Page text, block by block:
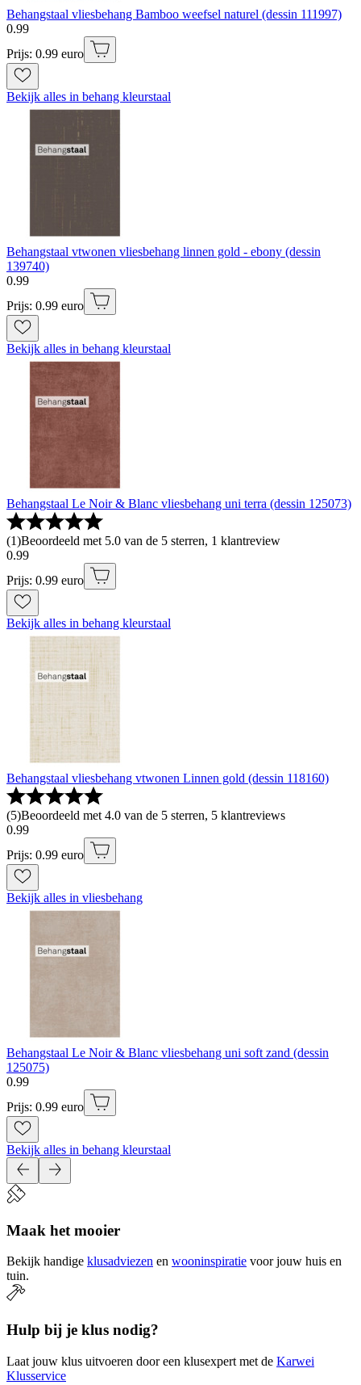
Behangstaal vliesbehang Bamboo weefsel naturel (dessin 111997)
0.99
Prijs: 0.99 euro
Bekijk alles in behang kleurstaal
Behangstaal vtwonen vliesbehang linnen gold - ebony (dessin
139740)
0.99
Prijs: 0.99 euro
Bekijk alles in behang kleurstaal
Behangstaal Le Noir & Blanc vliesbehang uni terra (dessin 125073)
(1)Beoordeeld met 5.0 van de 5 sterren, 1 klantreview
0.99
Prijs: 0.99 euro
Bekijk alles in behang kleurstaal
Behangstaal vliesbehang vtwonen Linnen gold (dessin 118160)
(5)Beoordeeld met 4.0 van de 5 sterren, 5 klantreviews
0.99
Prijs: 0.99 euro
Bekijk alles in vliesbehang
Behangstaal Le Noir & Blanc vliesbehang uni soft zand (dessin
125075)
0.99
Prijs: 0.99 euro
Bekijk alles in behang kleurstaal
Maak het mooier
Bekijk handige klusadviezen en wooninspiratie voor jouw huis en
tuin.
Hulp bij je klus nodig?
Laat jouw klus uitvoeren door een klusexpert met de Karwei
Klusservice